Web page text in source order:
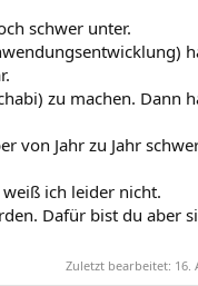
schwer unter.
zu machen. Dann
von Jahr zu Jahr
weiß ich leider nicht.
Dafür bist du aber
Zuletzt bearbeitet: 16.